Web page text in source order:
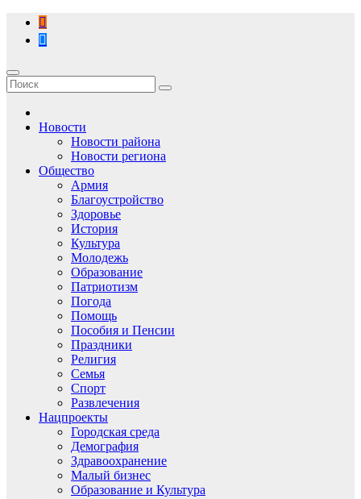
Перейти
содержимому
Новости
Новости района
Новости региона
Общество
Армия
Благоустройство
Здоровье
История
Культура
Молодежь
Образование
Патриотизм
Погода
Помощь
Пособия и Пенсии
Праздники
Религия
Семья
Спорт
Развлечения
Нацпроекты
Городская среда
Демография
Здравоохранение
Малый бизнес
Образование и Культура